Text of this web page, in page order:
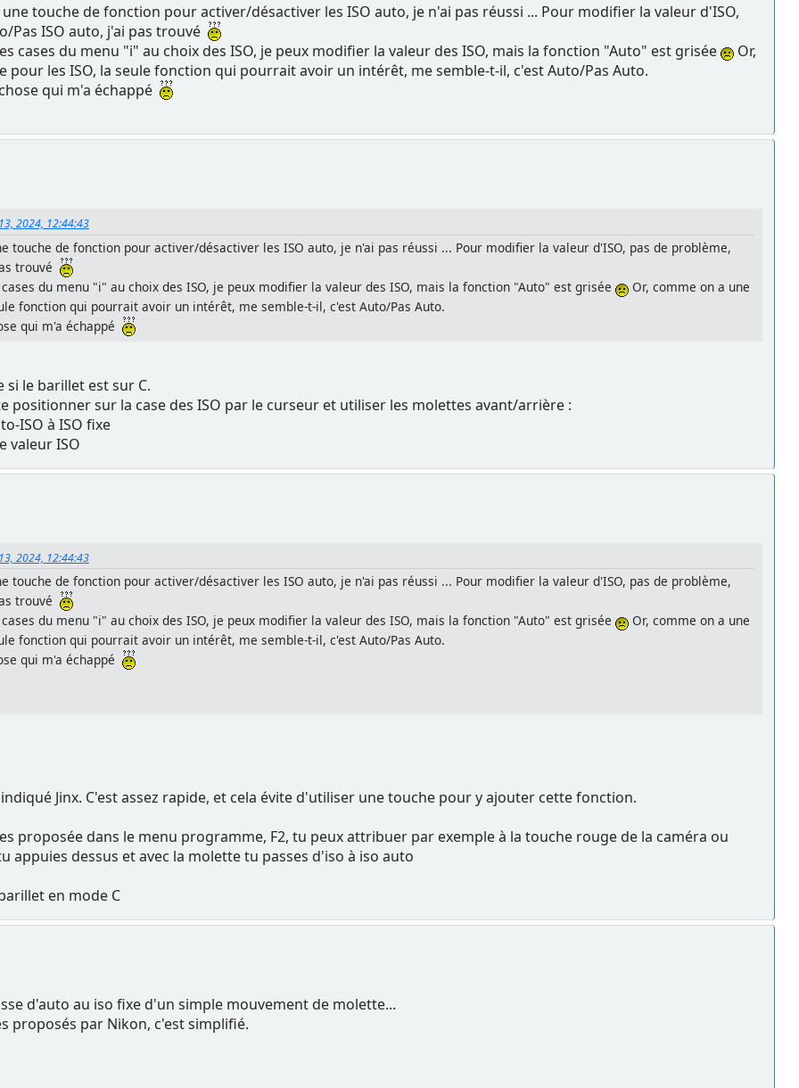
touche de fonction pour activer/désactiver les ISO auto, je n'ai pas réussi ... Pour modifier la valeur d'ISO,
Pas ISO auto, j'ai pas trouvé
cases du menu "i" au choix des ISO, je peux modifier la valeur des ISO, mais la fonction "Auto" est grisée
Or,
pour les ISO, la seule fonction qui pourrait avoir un intérêt, me semble-t-il, c'est Auto/Pas Auto.
qui m'a échappé
2024, 12:44:43
touche de fonction pour activer/désactiver les ISO auto, je n'ai pas réussi ... Pour modifier la valeur d'ISO, pas de problème,
trouvé
du menu "i" au choix des ISO, je peux modifier la valeur des ISO, mais la fonction "Auto" est grisée
Or, comme on a une
fonction qui pourrait avoir un intérêt, me semble-t-il, c'est Auto/Pas Auto.
qui m'a échappé
si le barillet est sur C.
positionner sur la case des ISO par le curseur et utiliser les molettes avant/arrière :
ISO à ISO fixe
valeur ISO
2024, 12:44:43
touche de fonction pour activer/désactiver les ISO auto, je n'ai pas réussi ... Pour modifier la valeur d'ISO, pas de problème,
trouvé
du menu "i" au choix des ISO, je peux modifier la valeur des ISO, mais la fonction "Auto" est grisée
Or, comme on a une
fonction qui pourrait avoir un intérêt, me semble-t-il, c'est Auto/Pas Auto.
qui m'a échappé
Jinx. C'est assez rapide, et cela évite d'utiliser une touche pour y ajouter cette fonction.
proposée dans le menu programme, F2, tu peux attribuer par exemple à la touche rouge de la caméra ou
appuies dessus et avec la molette tu passes d'iso à iso auto
en mode C
d'auto au iso fixe d'un simple mouvement de molette...
proposés par Nikon, c'est simplifié.